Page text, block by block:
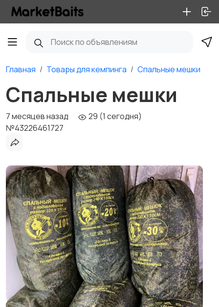
Главная Товары для кемпинга Спальные мешки
Спальные мешки
7 месяцев назад
29 (1 сегодня)
№43226461727